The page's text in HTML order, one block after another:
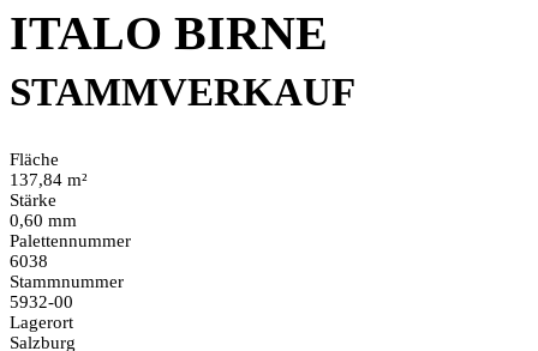
ITALO BIRNE
STAMMVERKAUF
Fläche
137,84 m²
Stärke
0,60 mm
Palettennummer
6038
Stammnummer
5932-00
Lagerort
Salzburg